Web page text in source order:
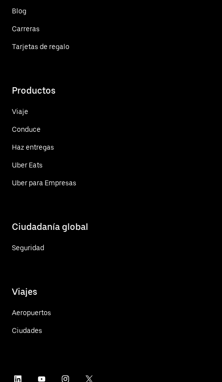
Blog
Carreras
Tarjetas de regalo
Productos
Viaje
Conduce
Haz entregas
Uber Eats
Uber para Empresas
Ciudadanía global
Seguridad
Viajes
Aeropuertos
Ciudades